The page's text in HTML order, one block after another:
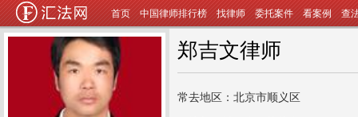
首页 中国律师排行榜 找律师 委托案件 看案例 查
郑吉文律师
常去地区：北京市顺义区